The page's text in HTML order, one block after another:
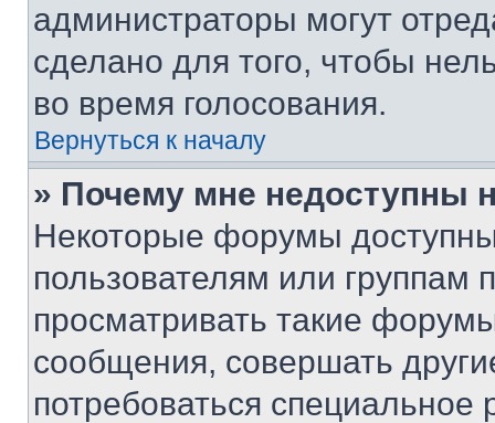
администраторы могут
сделано для того, чтобы
во время голосования.
Вернуться к началу
» Почему мне недоступны
Некоторые форумы
пользователям или группам
просматривать такие
сообщения, совершать
потребоваться